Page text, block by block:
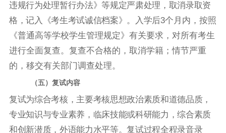
违规行为处理暂行办法》等规定严肃处理，取消录取资
格，记入《考生考试诚信档案》。入学后3个月内，按照
《普通高等学校学生管理规定》有关要求，对所有考生
进行全面复查。复查不合格的，取消学籍；情节严重
的，移交有关部门调查处理。
（五）复试内容
复试为综合考核，主要考核思想政治素质和道德品质，
专业知识与专业素养，临床技能或科研能力，综合素质
和创新潜质，外语能力水平等。复试过程全程录音录